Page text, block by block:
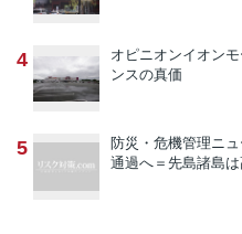
4 オピニオンイオン
ンスの真価
5 防災・危機管理ニ
通過へ＝先島諸島